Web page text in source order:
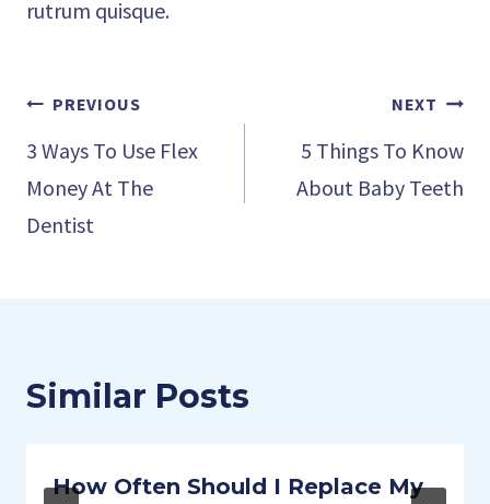
rutrum quisque.
Post
navigation
PREVIOUS
3 Ways To Use Flex
Money At The
Dentist
NEXT
5 Things To Know
About Baby Teeth
Similar Posts
How Often Should I Replace My